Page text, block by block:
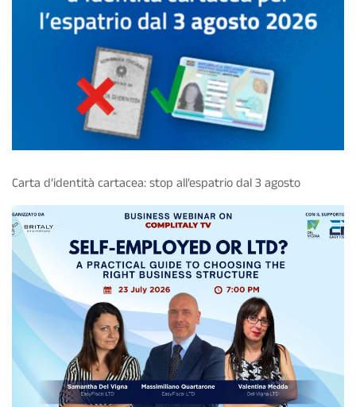
Carta d’identità cartacea: stop all’espatrio dal 3 agosto